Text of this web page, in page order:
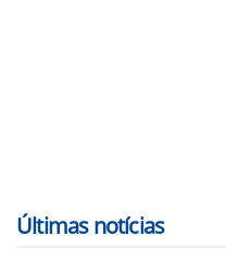
Últimas notícias